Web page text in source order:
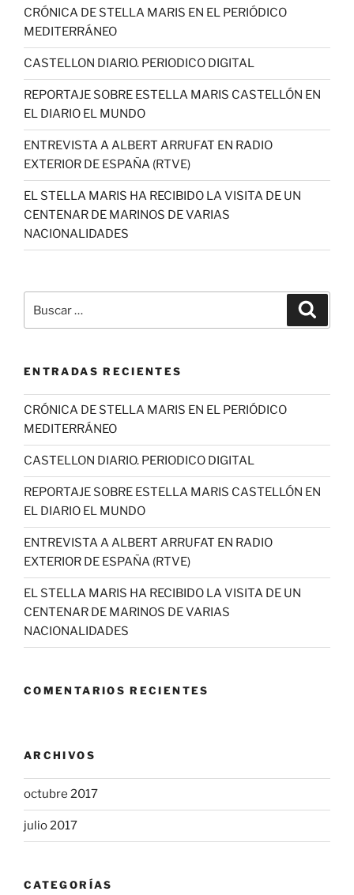
CRÓNICA DE STELLA MARIS EN EL PERIÓDICO
MEDITERRÁNEO
CASTELLON DIARIO. PERIODICO DIGITAL
REPORTAJE SOBRE ESTELLA MARIS CASTELLÓN EN
EL DIARIO EL MUNDO
ENTREVISTA A ALBERT ARRUFAT EN RADIO
EXTERIOR DE ESPAÑA (RTVE)
EL STELLA MARIS HA RECIBIDO LA VISITA DE UN
CENTENAR DE MARINOS DE VARIAS
NACIONALIDADES
por:
ENTRADAS RECIENTES
CRÓNICA DE STELLA MARIS EN EL PERIÓDICO
MEDITERRÁNEO
CASTELLON DIARIO. PERIODICO DIGITAL
REPORTAJE SOBRE ESTELLA MARIS CASTELLÓN EN
EL DIARIO EL MUNDO
ENTREVISTA A ALBERT ARRUFAT EN RADIO
EXTERIOR DE ESPAÑA (RTVE)
EL STELLA MARIS HA RECIBIDO LA VISITA DE UN
CENTENAR DE MARINOS DE VARIAS
NACIONALIDADES
COMENTARIOS RECIENTES
ARCHIVOS
octubre 2017
julio 2017
CATEGORÍAS